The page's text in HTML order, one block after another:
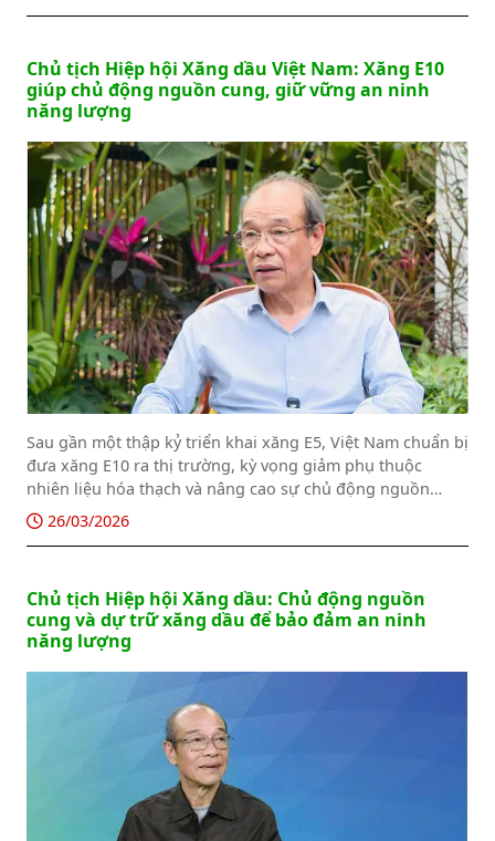
tiến độ triển khai, cần sớm được xử lý để tránh phát sinh
Chủ tịch Hiệp hội Xăng dầu Việt Nam: Xăng E10
giúp chủ động nguồn cung, giữ vững an ninh
năng lượng
Sau gần một thập kỷ triển khai xăng E5, Việt Nam chuẩn bị
đưa xăng E10 ra thị trường, kỳ vọng giảm phụ thuộc
nhiên liệu hóa thạch và nâng cao sự chủ động nguồn
cung xăng dầu.
26/03/2026
Chủ tịch Hiệp hội Xăng dầu: Chủ động nguồn
cung và dự trữ xăng dầu để bảo đảm an ninh
năng lượng